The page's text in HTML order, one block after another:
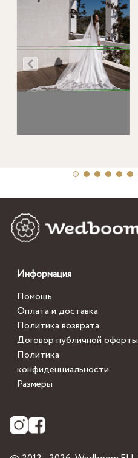
Информация
Помощь
Оплата и доставка
Политика возврата
Договор публичной оферты
Политика
конфиденциальности
Размеры